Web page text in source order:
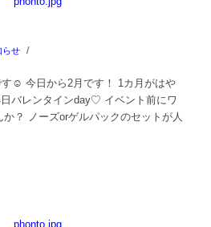
らせ /
す☺︎ 今日から2月です！ 1カ月がはや
日バレンタインday♡ イベント前にワ
？ ノーズorゲルパックのセットが人